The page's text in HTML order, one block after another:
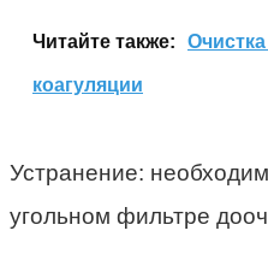
Читайте также:
коагуляции
Устранение:
угольном фильтре